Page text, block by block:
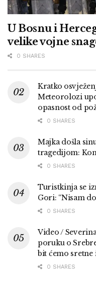
U Bosnu i
velike vojne
0 SHARES
Kratko
Meteorolozi
opasnost od
0 SHARES
Majka došla
tragedijom:
0 SHARES
Turistkinja se
Gori: “Nisam
0 SHARES
Video /
poruku o
bit ćemo sretne
0 SHARES